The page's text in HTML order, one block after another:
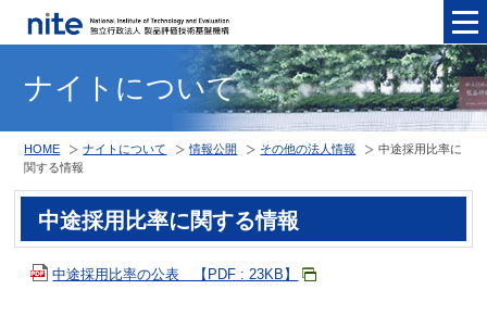
ナイトについて
HOME ナイトについて 情報公開 その他の法人情報
中途採用比率に
関する情報
中途採用比率に関する情報
中途採用比率の公表 【PDF : 23KB】